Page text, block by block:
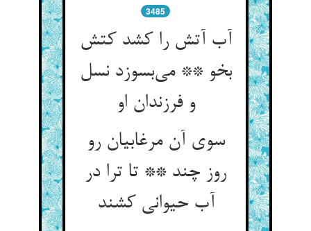
3485
آب آتش را کشد کتش
بخو ** می‌بسوزد نسل
و فرزندان او
سوی آن مرغابیان رو
روز چند ** تا ترا در
آب حیوانی کشند